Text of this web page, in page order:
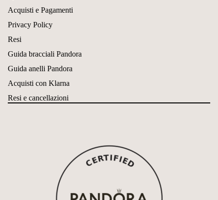
Acquisti e Pagamenti
Privacy Policy
Resi
Guida bracciali Pandora
Guida anelli Pandora
Acquisti con Klarna
Resi e cancellazioni